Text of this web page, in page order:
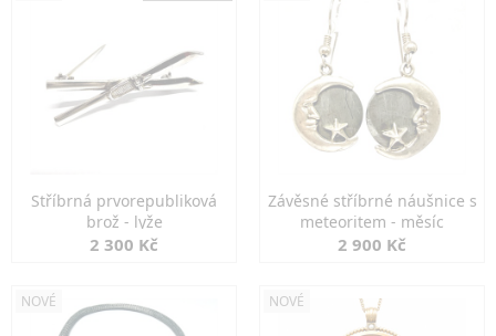
Stříbrná prvorepubliková
brož - lyže
2 300 Kč
Závěsné stříbrné náušnice s
meteoritem - měsíc
2 900 Kč
NOVÉ NOVÉ